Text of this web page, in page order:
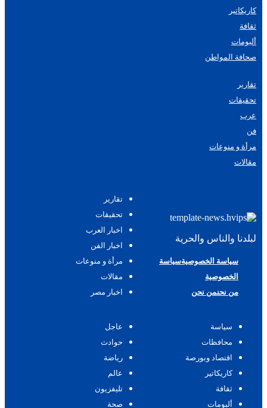
كاريكاتير
ثقافة
ألبومات
صحافة المواطن
تقارير
تحقيقات
عرب
فن
مرأة و منوعات
مقالات
لبلدنا والناس والحرية
سياسة الخصوصيةسياسة
الخصوصية
من نحنمن نحن
تقارير
تحقيقات
اخبار العرب
اخبار الفن
مرأة و منوعات
مقالات
اخبار مصر
سياسة
محافظات
اقتصاد وبورصة
كاريكاتير
ثقافة
ألبومات
عاجل
حوادث
رياضة
عالم
تليفزيون
صحة